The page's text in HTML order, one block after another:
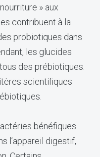
» aux
contribuent à la
probiotiques dans
les glucides
des prébiotiques.
scientifiques
bénéfiques
l’appareil digestif,